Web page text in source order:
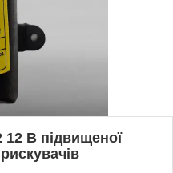
12 В підвищеної